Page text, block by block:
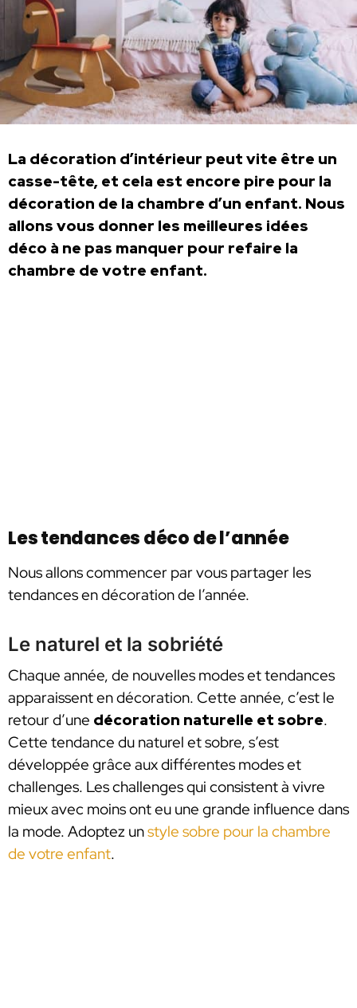
La décoration d’intérieur peut vite être un
casse-tête, et cela est encore pire pour la
décoration de la chambre d’un enfant. Nous
allons vous donner les meilleures idées
déco à ne pas manquer pour refaire la
chambre de votre enfant.
Les tendances déco de l’année
Nous allons commencer par vous partager les
tendances en décoration de l’année.
Le naturel et la sobriété
Chaque année, de nouvelles modes et tendances
apparaissent en décoration. Cette année, c’est le
retour d’une décoration naturelle et sobre.
Cette tendance du naturel et sobre, s’est
développée grâce aux différentes modes et
challenges. Les challenges qui consistent à vivre
mieux avec moins ont eu une grande influence dans
la mode. Adoptez unstyle sobre pour la chambre
de votre enfant.